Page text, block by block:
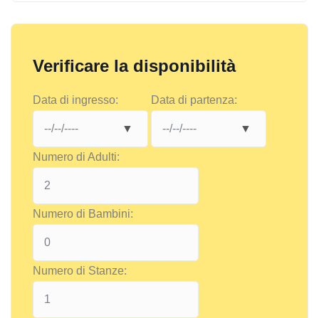
Verificare la disponibilità
Data di ingresso: Data di partenza:
Numero di Adulti:
Numero di Bambini:
Numero di Stanze: